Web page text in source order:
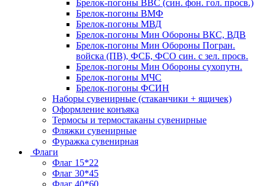
Брелок-погоны ВВС (син. фон. гол. просв.)
Брелок-погоны ВМФ
Брелок-погоны МВД
Брелок-погоны Мин Обороны ВКС, ВДВ
Брелок-погоны Мин Обороны Погран.
войска (ПВ), ФСБ, ФСО син. с зел. просв.
Брелок-погоны Мин Обороны сухопутн.
Брелок-погоны МЧС
Брелок-погоны ФСИН
Наборы сувенирные (стаканчики + ящичек)
Оформление конъяка
Термосы и термостаканы сувенирные
Фляжки сувенирные
Фуражка сувенирная
Флаги
Флаг 15*22
Флаг 30*45
Флаг 40*60